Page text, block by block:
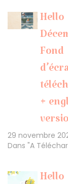
Hello
Fond
+
29 novembre
Dans "A
Hello